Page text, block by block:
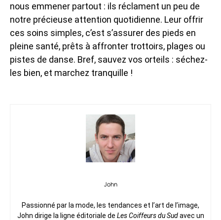
nous emmener partout : ils réclament un peu de
notre précieuse attention quotidienne. Leur offrir
ces soins simples, c’est s’assurer des pieds en
pleine santé, prêts à affronter trottoirs, plages ou
pistes de danse. Bref, sauvez vos orteils : séchez-
les bien, et marchez tranquille !
John
Passionné par la mode, les tendances et l’art de l’image,
John dirige la ligne éditoriale de Les Coiffeurs du Sudavec un